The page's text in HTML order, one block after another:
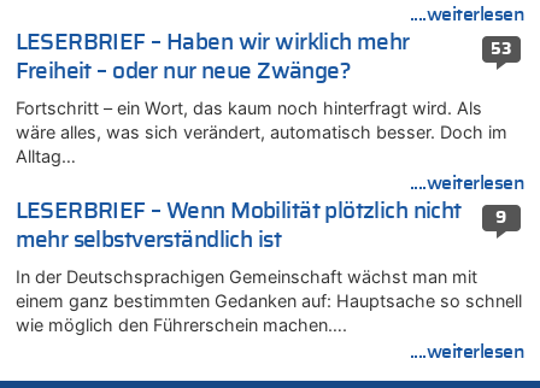
08.08.2026 - 10:21 von Hugo Egon Bernhard von Sinnen zu
In Belgien missachten zwei von drei Autofahrern das
Tempolimit in 30er-Zonen – Untersuchung von Vias
Wie kam es zur Ceuta-Krise?
08.08.2026 - 09:27 von Ermitler zu
Eschweiler: 16-Jähriger soll seine Oma ermordet haben
08.08.2026 - 09:24 von Ermitler zu
Mehrere Menschen in Londons City niedergestochen
08.08.2026 - 09:20 von Ermitler zu
AS Eupen: „Keiner weiß, wohin die Reise geht…“
08.08.2026 - 09:02 von Detlef zu
In Belgien missachten zwei von drei Autofahrern das
....weiterlesen
53
LESERBRIEF – Haben wir wirklich mehr
Freiheit – oder nur neue Zwänge?
Fortschritt – ein Wort, das kaum noch hinterfragt wird. Als
wäre alles, was sich verändert, automatisch besser. Doch im
Alltag…
....weiterlesen
9
LESERBRIEF – Wenn Mobilität plötzlich nicht
mehr selbstverständlich ist
In der Deutschsprachigen Gemeinschaft wächst man mit
einem ganz bestimmten Gedanken auf: Hauptsache so schnell
wie möglich den Führerschein machen….
....weiterlesen